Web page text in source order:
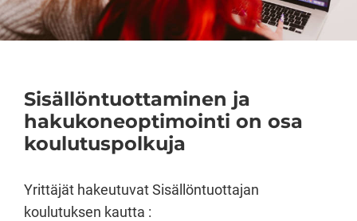
Sisällöntuottaminen ja
hakukoneoptimointi on osa
koulutuspolkuja
Yrittäjät hakeutuvat Sisällöntuottajan
koulutuksen kautta :